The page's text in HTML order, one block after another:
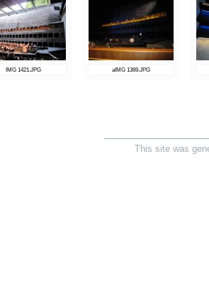
IMG 1421.JPG aIMG 1369.JPG
This site was